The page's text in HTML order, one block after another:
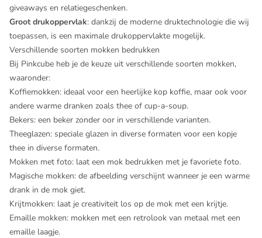
giveaways en relatiegeschenken.
Groot drukoppervlak: dankzij de moderne druktechnologie die wij
toepassen, is een maximale drukoppervlakte mogelijk.
Verschillende soorten mokken bedrukken
Bij Pinkcube heb je de keuze uit verschillende soorten mokken,
waaronder:
Koffiemokken: ideaal voor een heerlijke kop koffie, maar ook voor
andere warme dranken zoals thee of cup-a-soup.
Bekers: een beker zonder oor in verschillende varianten.
Theeglazen: speciale glazen in diverse formaten voor een kopje
thee in diverse formaten.
Mokken met foto: laat een mok bedrukken met je favoriete foto.
Magische mokken: de afbeelding verschijnt wanneer je een warme
drank in de mok giet.
Krijtmokken: laat je creativiteit los op de mok met een krijtje.
Emaille mokken: mokken met een retrolook van metaal met een
emaille laagje.